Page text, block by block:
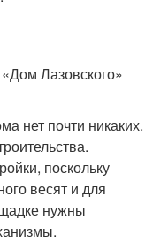
Лазовского»
нет почти никаких.
поскольку
весят и для
нужны